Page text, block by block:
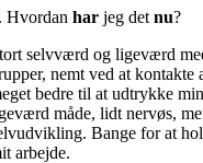
Hvordanhar jeg detnu?
selvværd og ligeværd
nemt ved at kontakte
bedre til at udtrykke
måde, lidt nervøs,
Bange for at
arbejde.